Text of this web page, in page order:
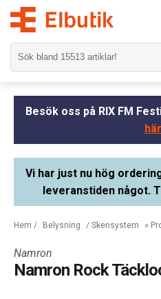
Besök oss på RIX FM
Vi har just nu hög
leveranstiden något.
Hem / Belysning / Skensystem »
Namron
Namron Rock